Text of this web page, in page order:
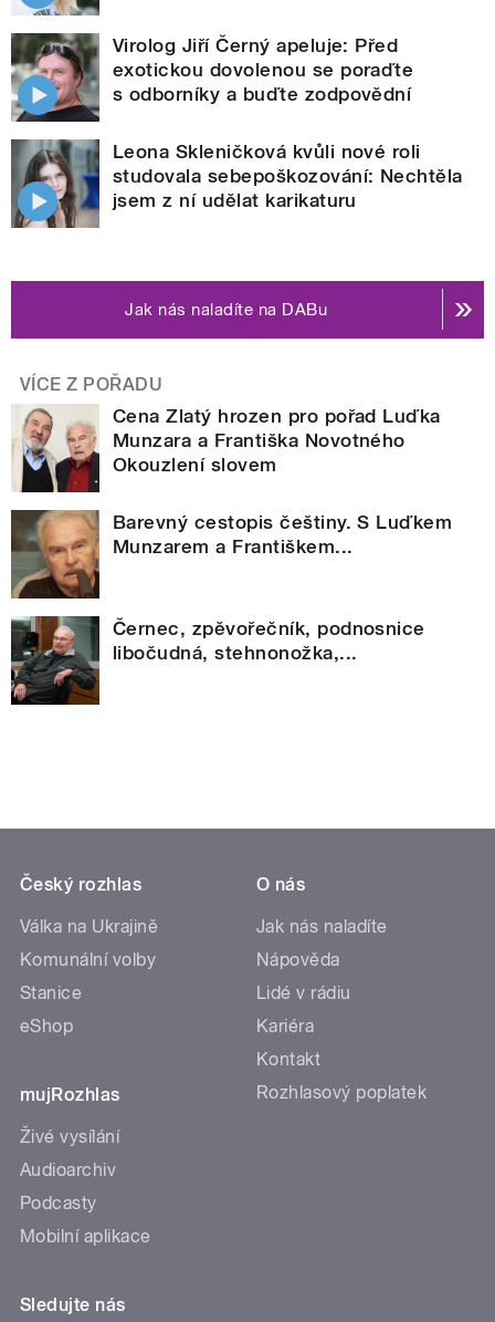
Virolog Jiří Černý apeluje: Před
exotickou dovolenou se poraďte
s odborníky a buďte zodpovědní
Leona Skleničková kvůli nové roli
studovala sebepoškozování: Nechtěla
jsem z ní udělat karikaturu
Jak nás naladíte na DABu
VÍCE Z POŘADU
Cena Zlatý hrozen pro pořad Luďka
Munzara a Františka Novotného
Okouzlení slovem
Barevný cestopis češtiny. S Luďkem
Munzarem a Františkem...
Černec, zpěvořečník, podnosnice
libočudná, stehnonožka,...
Český rozhlas
Válka na Ukrajině
Komunální volby
Stanice
eShop
mujRozhlas
Živé vysílání
Audioarchiv
Podcasty
Mobilní aplikace
O nás
Jak nás naladíte
Nápověda
Lidé v rádiu
Kariéra
Kontakt
Rozhlasový poplatek
Sledujte nás